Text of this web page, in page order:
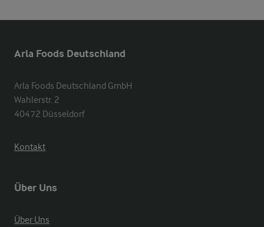
Arla Foods Deutschland
Arla Foods Deutschland GmbH
Wahlerstr. 2
40472 Düsseldorf
Kontakt
Über Uns
Über Uns